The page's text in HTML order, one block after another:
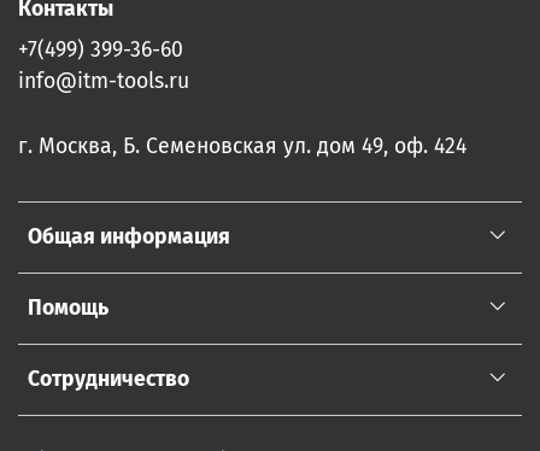
Общая информация
Помощь
Сотрудничество
Контакты
+7(499) 399-36-60
info@itm-tools.ru
г. Москва, Б. Семеновская ул. дом 49, оф. 424